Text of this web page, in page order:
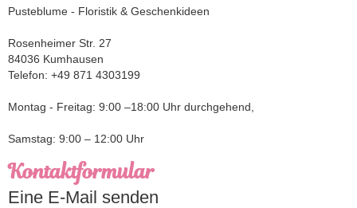
Adresse:
Pusteblume - Floristik & Geschenkideen
Rosenheimer Str. 27
84036 Kumhausen
Telefon: +49 871 4303199
Montag - Freitag: 9:00 –18:00 Uhr durchgehend,
Samstag: 9:00 – 12:00 Uhr
Kontaktformular
Eine E-Mail senden